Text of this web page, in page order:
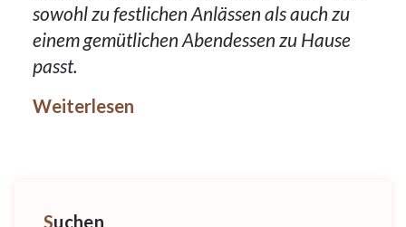
sowohl zu festlichen Anlässen als auch zu
einem gemütlichen Abendessen zu Hause
passt.
Weiterlesen
Suchen